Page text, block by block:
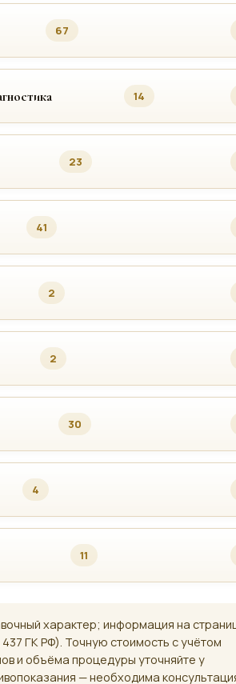
67
14
23
41
2
2
30
4
11
характер; информация на
ГК РФ). Точную стоимость с учётом
и объёма процедуры уточняйте у
— необходима